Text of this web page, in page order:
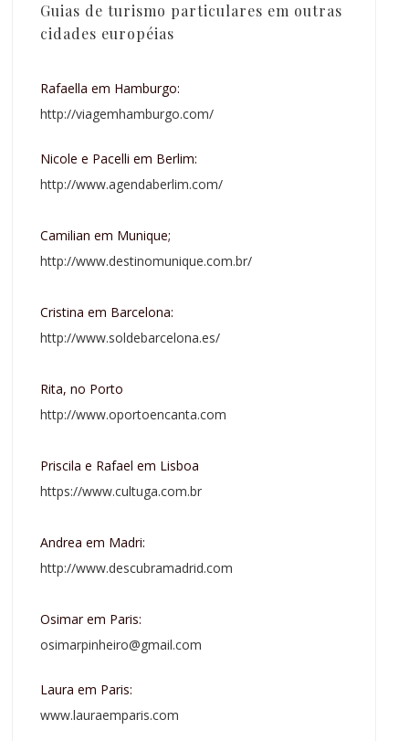
Guias de turismo particulares em outras
cidades européias
Rafaella em Hamburgo:
http://viagemhamburgo.com/
Nicole e Pacelli em Berlim:
http://www.agendaberlim.com/
Camilian em Munique;
http://www.destinomunique.com.br/
Cristina em Barcelona:
http://www.soldebarcelona.es/
Rita, no Porto
http://www.oportoencanta.com
Priscila e Rafael em Lisboa
https://www.cultuga.com.br
Andrea em Madri:
http://www.descubramadrid.com
Osimar em Paris:
osimarpinheiro@gmail.com
Laura em Paris:
www.lauraemparis.com